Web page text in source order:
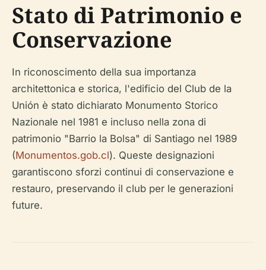
Stato di Patrimonio e
Conservazione
In riconoscimento della sua importanza
architettonica e storica, l'edificio del Club de la
Unión è stato dichiarato Monumento Storico
Nazionale nel 1981 e incluso nella zona di
patrimonio "Barrio la Bolsa" di Santiago nel 1989
(Monumentos.gob.cl). Queste designazioni
garantiscono sforzi continui di conservazione e
restauro, preservando il club per le generazioni
future.